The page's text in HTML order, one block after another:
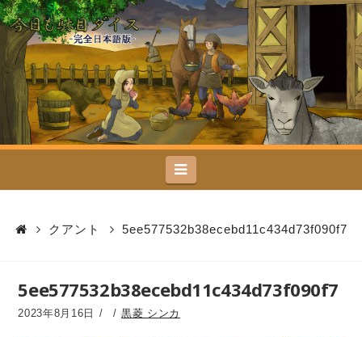
今
日
も
駄
目
ダ
イ
ス
Navigation
クアント 5ee577532b38ecebd11c434d73f090f7
5ee577532b38ecebd11c434d73f090f7
2023年8月16日 黒菱 シンカ